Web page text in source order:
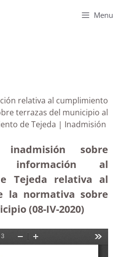
Menu
relativa al cumplimiento
terrazas del municipio al
de Tejeda | Inadmisión
inadmisión sobre
al
Tejeda relativa al
la normativa sobre
(08-IV-2020)